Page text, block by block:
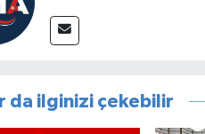
da ilginizi çekebilir